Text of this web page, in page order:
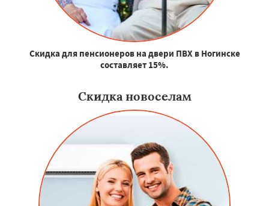
Скидка для пенсионеров на двери ПВХ в Ногинске
составляет 15%.
Скидка новоселам